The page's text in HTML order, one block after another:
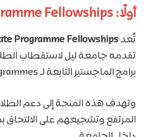
أولًا: Graduate Programme Fellowships
تُعدProgramme Fellowships
تقدمه جامعة ليل لاستقطاب
برامج الماجستير التابعة لـ Graduate Programmes.
وتهدف هذه المنحة إلى دعم
المرتفع وتشجيعهم على الالتحاق